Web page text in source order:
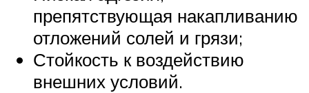
препятствующая накапливанию
отложений солей и грязи;
Стойкость к воздействию
внешних условий.